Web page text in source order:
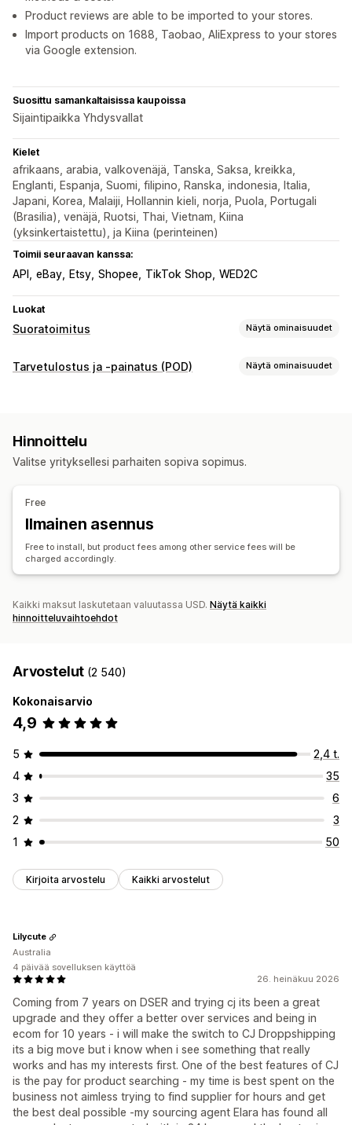
Product reviews are able to be imported to your stores.
Import products on 1688, Taobao, AliExpress to your stores
via Google extension.
Suosittu samankaltaisissa kaupoissa
Sijaintipaikka Yhdysvallat
Kielet
afrikaans, arabia, valkovenäjä, Tanska, Saksa, kreikka,
Englanti, Espanja, Suomi, filipino, Ranska, indonesia, Italia,
Japani, Korea, Malaiji, Hollannin kieli, norja, Puola, Portugali
(Brasilia), venäjä, Ruotsi, Thai, Vietnam, Kiina
(yksinkertaistettu), ja Kiina (perinteinen)
Toimii seuraavan kanssa:
API eBay Etsy Shopee TikTok Shop WED2C
Luokat
Suoratoimitus Näytä ominaisuudet
Myytävät tuotteet
Lemmikkieläintuotteet
Kiina
Tarvetulostus ja -painatus (POD) Näytä ominaisuudet
Suunnittelutyökalut
Pakkaukseen lisättävät tuotteet Yksilöinti
Laukut Huovat Vaatteet
Joululahjat Lemmikkieläintuotteet Ympäristöystävällinen
Irtotavarakuljetus Mukautettu toimitus Globaali toimitus
Reaaliaikaiset päivitykset
Hinnoittelu
Valitse yrityksellesi parhaiten sopiva sopimus.
Free
Ilmainen asennus
Free to install, but product fees among other service fees will be
charged accordingly.
Kaikki maksut laskutetaan valuutassa USD. Näytä kaikki
hinnoitteluvaihtoehdot
Arvostelut (2 540)
Kokonaisarvio
4,9
5
2,4 t.
4
35
3
6
2
3
1
50
Kirjoita arvostelu Kaikki arvostelut
26. heinäkuu 2026
Coming from 7 years on DSER and trying cj its been a great
upgrade and they offer a better over services and being in
ecom for 10 years - i will make the switch to CJ Droppshipping
its a big move but i know when i see something that really
works and has my interests first. One of the best features of CJ
is the pay for product searching - my time is best spent on the
business not aimless trying to find supplier for hours and get
the best deal possible -my sourcing agent Elara has found all
Lilycute
Australia
4 päivää sovelluksen käyttöä